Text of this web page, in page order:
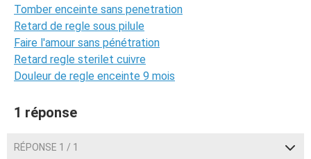
Tomber enceinte sans penetration
Retard de regle sous pilule
Faire l'amour sans pénétration
Retard regle sterilet cuivre
Douleur de regle enceinte 9 mois
1 réponse
RÉPONSE 1 / 1